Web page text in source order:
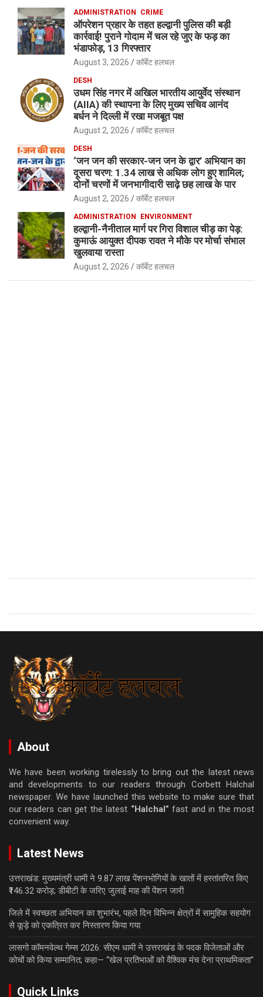
ADMINISTRATION CRIME
ऑपरेशन प्रहार के तहत हल्द्वानी पुलिस की बड़ी
कार्रवाई! पुराने गोदाम में चल रहे जुए के फड़ का
भंडाफोड़, 13 गिरफ्तार
August 3, 2026 कॉर्बेट हलचल
DESH
उधम सिंह नगर में अखिल भारतीय आयुर्वेद संस्थान
(AIIA) की स्थापना के लिए मुख्य सचिव आनंद
बर्धन ने दिल्ली में रखा मजबूत पक्ष
August 2, 2026 कॉर्बेट हलचल
DESH
‘जन जन की सरकार-जन जन के द्वार’ अभियान का
दूसरा चरण: 1.34 लाख से अधिक लोग हुए शामिल;
दोनों चरणों में जनभागीदारी साढ़े छह लाख के पार
August 2, 2026 कॉर्बेट हलचल
ADMINISTRATION ENVIRONMENT
हल्द्वानी-नैनीताल मार्ग पर गिरा विशाल चीड़ का पेड़:
कुमाऊं आयुक्त दीपक रावत ने मौके पर मोर्चा संभाल
खुलवाया रास्ता
August 2, 2026 कॉर्बेट हलचल
About
We have been working tirelessly to bring out the latest news
and developments to our readers through Corbett Halchal
newspaper. We have launched this website to make sure that
our readers can get the latest “Halchal” fast and in the most
convenient way.
Latest News
उत्तराखंड: मुख्यमंत्री धामी ने 9.87 लाख पेंशनभोगियों के खातों में हस्तांतरित किए
₹146.32 करोड़; डीबीटी के जरिए जुलाई माह की पेंशन जारी
जिले में स्वच्छता अभियान का शुभारंभ, पहले दिन विभिन्न क्षेत्रों में सामुहिक सहयोग
से कूड़े को एकत्रित कर निस्तारण किया गया
लासगो कॉमनवेल्थ गेम्स 2026: सीएम धामी ने उत्तराखंड के पदक विजेताओं और
कोचों को किया सम्मानित; कहा— “खेल प्रतिभाओं को वैश्विक मंच देना प्राथमिकता”
Quick Links